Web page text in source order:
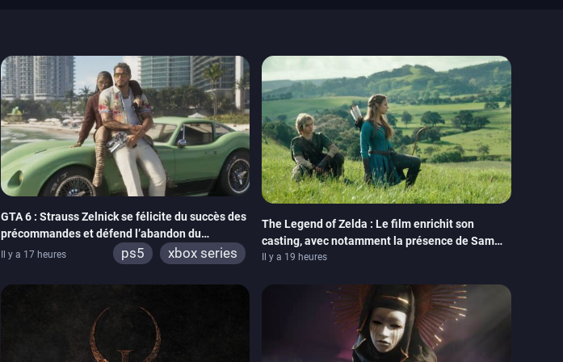
GTA 6 : Strauss Zelnick se félicite du succès des
précommandes et défend l’abandon du
physique
Il y a 17 heures ps5 xbox series
The Legend of Zelda : Le film enrichit son
casting, avec notamment la présence de Sam
Neill
Il y a 19 heures